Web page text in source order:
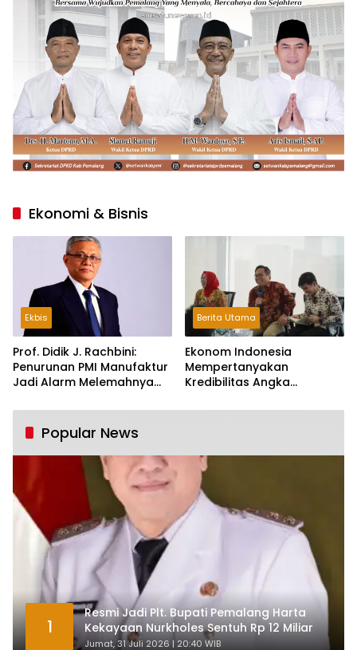
Ekonomi & Bisnis
Ekbis
Prof. Didik J. Rachbini:
Penurunan PMI Manufaktur
Jadi Alarm Melemahnya
Berita Utama
Ekonom Indonesia
Mempertanyakan
Kredibilitas Angka
Tumbuh Tapi Rapuh
Popular News
1
Resmi Jadi Plt. Bupati Pemalang Harta
Kekayaan Nurkholes Sentuh Rp 12 Miliar
Jumat, 31 Juli 2026 | 20:40 WIB